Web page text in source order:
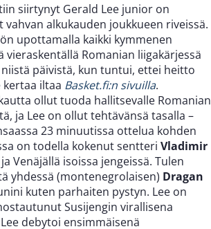
siirtynyt Gerald Lee junior on
alkukauden joukkueen riveissä.
upottamalla kaikki kymmenen
Romanian liigakärjessä
päivistä, kun tuntui, ettei heitto
kertaa iltaa Basket.fi:n sivuilla.
ollut tuoda hallitsevalle Romanian
ja Lee on ollut tehtävänsä tasalla –
23 minuutissa ottelua kohden
on todella kokenut sentteri Vladimir
Venäjällä isoissa jengeissä. Tulen
yhdessä (montenegrolaisen) Dragan
kuten parhaiten pystyn. Lee on
Susijengin virallisena
debytoi ensimmäisenä